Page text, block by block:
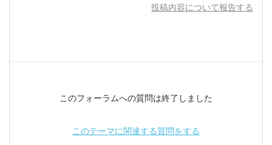
投稿内容について報告する
このフォーラムへの質問は終了しました
このテーマに関連する質問をする